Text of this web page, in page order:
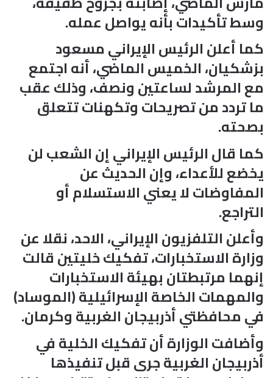
وسط تأكيدات بأنه يواصل عمله.
كما أعلن الرئيس الإيراني مسعود
بزشكيان، الخميس الماضي، أنه اجتمع
مع المرشد لساعتين ونصف، وذلك عقب
ما تردد من تصريحات وتكهنات تتعلق
بصحته.
كما قال الرئيس الإيراني إن الشعب لن
يخضع للأعداء، وإن الحديث عن
المفاوضات لا يعني الاستسلام أو
التراجع.
وأعلن التلفزيون الإيراني، الاحد، نقلا عن
وزارة الاستخبارات، تفكيك خليتين قالت
إنهما مرتبطتان بهيئة الاستخبارات
والمهمات الخاصة الإسرائيلية (الموساد)
في محافظتي أذربيجان الغربية وكرمان.
وأضافت الوزارة أن تفكيك الخلية في
أذربيجان الغربية جرى قبل تنفيذها